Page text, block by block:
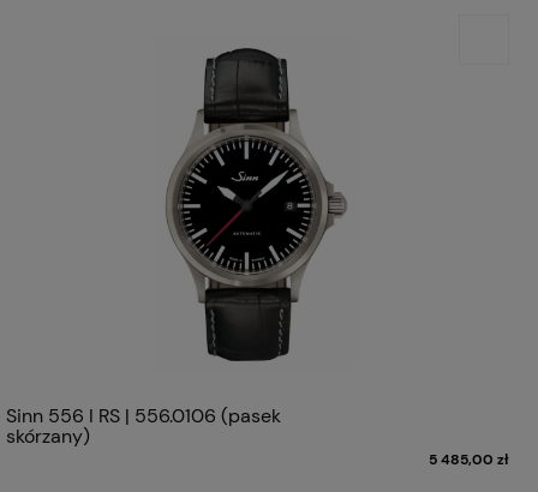
Sinn 556 I RS | 556.0106 (pasek
skórzany)
5 485,00 zł